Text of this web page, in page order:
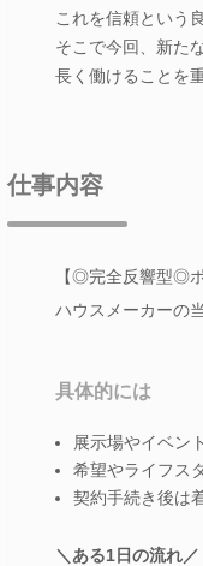
これを信頼という
そこで今回、新た
長く働けることを
仕事内容
【◎完全反響型◎
ハウスメーカーの
具体的には
展示場やイベン
希望やライフス
契約手続き後は
＼ある1日の流れ／